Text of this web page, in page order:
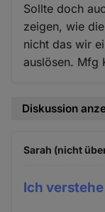
Sollte doch
zeigen, wie
nicht das wir
auslösen. Mfg
Diskussion
Sarah (nicht
Ich